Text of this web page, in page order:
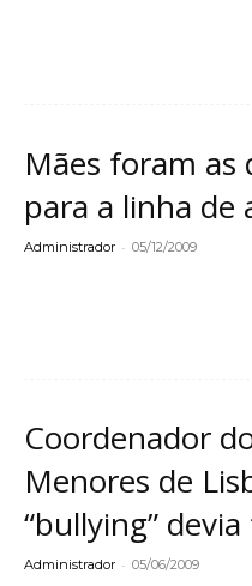
Mães foram as
para a linha de
Administrador - 05/12/2009
Coordenador
Menores de
“bullying”
Administrador - 05/06/2009